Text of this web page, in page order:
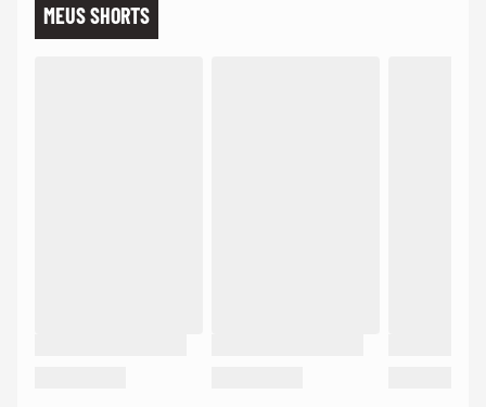
MEUS SHORTS